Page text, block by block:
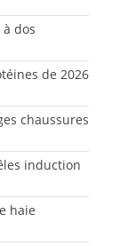
dos
de 2026
chaussures
induction
haie